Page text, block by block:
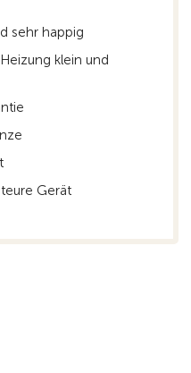
sehr happig
klein und
Gerät